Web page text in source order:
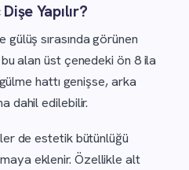
Yapılır?
sırasında görünen
alan üst çenedeki ön 8 ila
hattı genişse, arka
dahil edilebilir.
de estetik bütünlüğü
eklenir. Özellikle alt